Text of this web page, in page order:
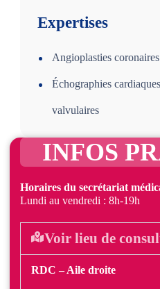
Expertises
Angioplasties
Échographies
valvulaires
INFOS
Horaires du secrétariat
Lundi au vendredi : 8h-19h
Voir lieu de
RDC – Aile droite